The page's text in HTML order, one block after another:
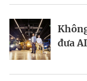
đưa
Kinh
tỷ đô
tập